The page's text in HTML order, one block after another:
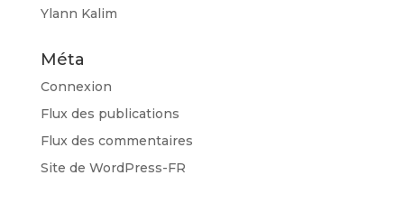
Ylann Kalim
Méta
Connexion
Flux des publications
Flux des commentaires
Site de WordPress-FR